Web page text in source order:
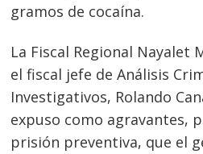
gramos de cocaína.
La Fiscal Regional Nayalet
el fiscal jefe de Análisis
Investigativos, Rolando
expuso como agravantes,
prisión preventiva, que el